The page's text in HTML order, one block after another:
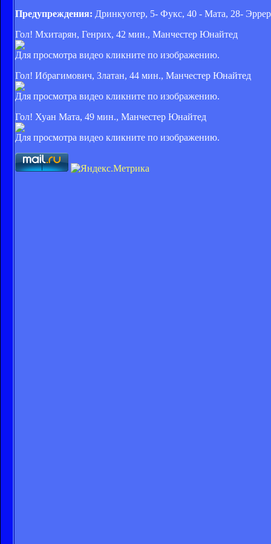
Предупреждения: Дринкуотер, 5- Фукс, 40 - Мата, 28-
Гол! Мхитарян, Генрих, 42 мин., Манчестер Юнайтед
Для просмотра видео кликните по изображению.
Гол! Ибрагимович, Златан, 44 мин., Манчестер Юнайтед
Для просмотра видео кликните по изображению.
Гол! Хуан Мата, 49 мин., Манчестер Юнайтед
Для просмотра видео кликните по изображению.